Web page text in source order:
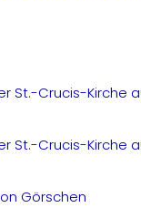
St.-Crucis-Kirche
St.-Crucis-Kirche
Görschen